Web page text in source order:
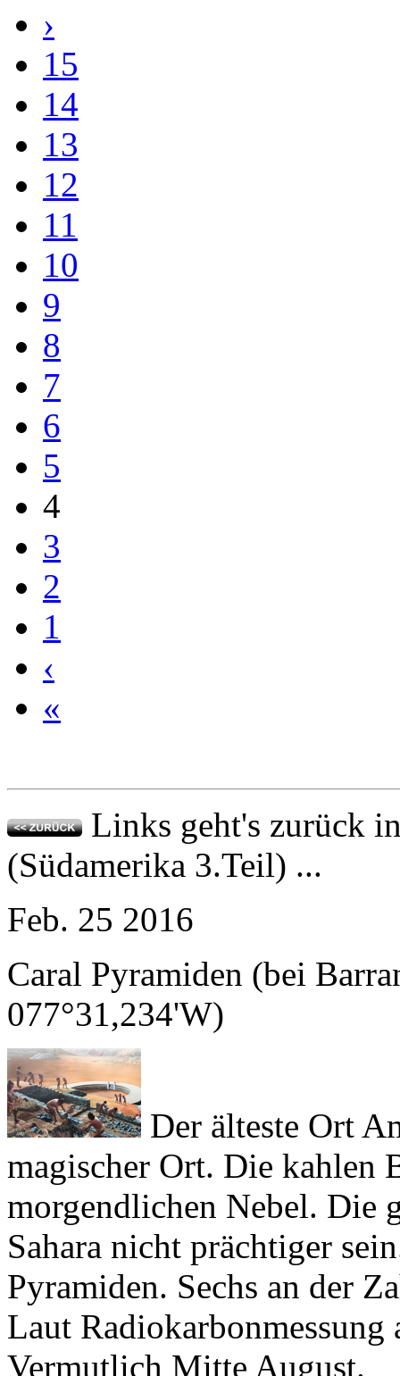
15
14
13
12
11
10
9
8
7
6
5
4
3
2
1
‹
«
Links geht's zurück
(Südamerika 3.Teil) ...
Feb.
077°31,234'W)
magischer Ort. Die kahlen
morgendlichen Nebel. Die
Sahara nicht prächtiger
Pyramiden. Sechs an der
Laut
Vermutlich Mitte August.